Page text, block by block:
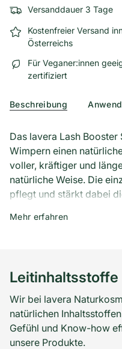
Versanddauer 3 Tage
Kostenfreier Versand
Österreichs
Für Veganer:innen
zertifiziert
Beschreibung
Das lavera Lash
Wimpern einen
voller, kräftiger und
natürliche Weise. Die
pflegt und stärkt dabei
Serumtextur bietet dabei
Brechen und Ausfallen
die Wimpern fühlen sich
strahlenden
Die einzigartige Formel
Mehr erfahren
Leitinhaltsstoffe
Wir bei lavera
natürlichen
Gefühl und Know-how
unsere Produkte.